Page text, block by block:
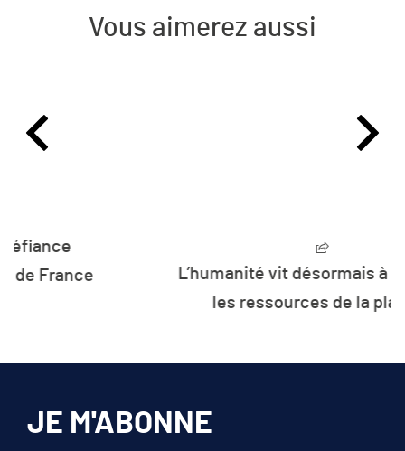
Vous aimerez aussi
L’humanité vit désormais à crédit sur
les ressources de la planète
JE M'ABONNE